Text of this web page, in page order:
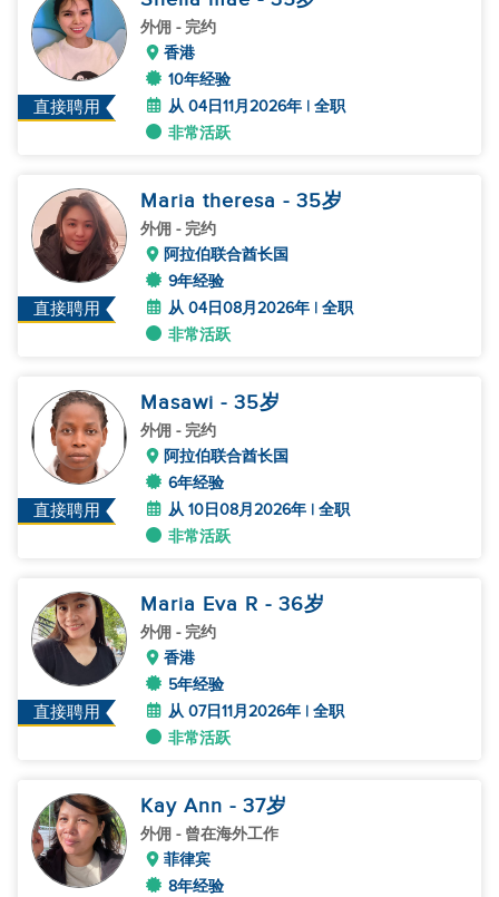
直接聘用
外佣 - 完约
香港
10年经验
从 04日11月2026年 | 全职
非常活跃
直接聘用
Maria theresa - 35岁
外佣 - 完约
阿拉伯联合酋长国
9年经验
从 04日08月2026年 | 全职
非常活跃
直接聘用
Masawi - 35岁
外佣 - 完约
阿拉伯联合酋长国
6年经验
从 10日08月2026年 | 全职
非常活跃
直接聘用
Maria Eva R - 36岁
外佣 - 完约
香港
5年经验
从 07日11月2026年 | 全职
非常活跃
Kay Ann - 37岁
外佣 - 曾在海外工作
菲律宾
8年经验